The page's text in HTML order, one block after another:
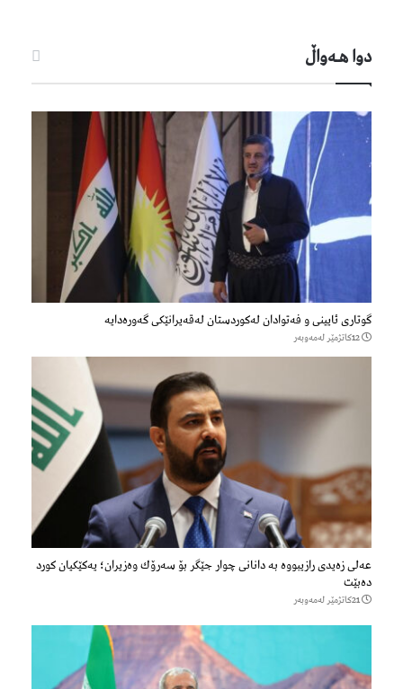
دوا هـه‌واڵ
گوتاری ئایینی و فەتوادان لەکوردستان لەقەیرانێکی گەورەدایە
12كاتژمێر لەمەوبەر
عەلی زەیدی رازیبووە بە دانانی چوار جێگر بۆ سەرۆك وەزیران؛ یەكێكیان كورد
دەبێت
21كاتژمێر لەمەوبەر